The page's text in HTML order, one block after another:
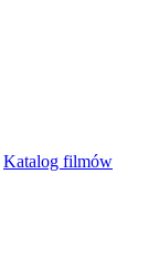
Katalog filmów